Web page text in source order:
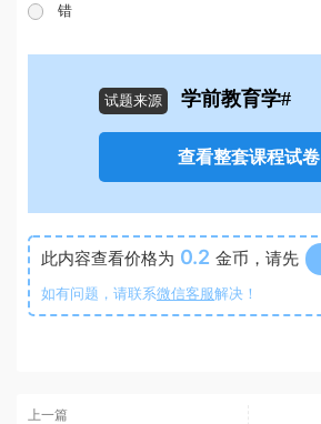
错
试题来源 学前教育学#
查看整套课程试卷
此内容查看价格为 0.2 金币，请先
如有问题，请联系微信客服解决！
上一篇